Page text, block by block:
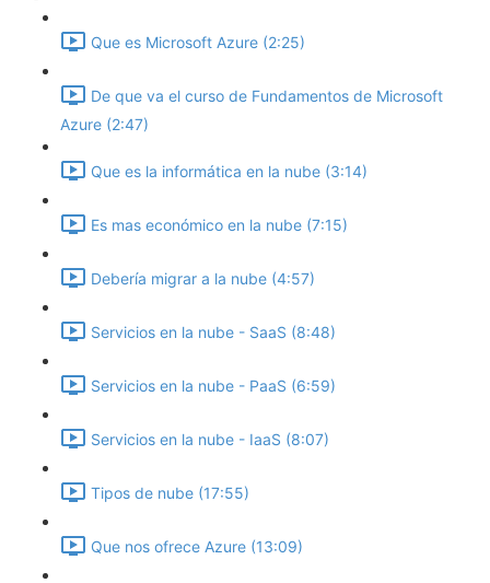
Que es Microsoft Azure (2:25)
De que va el curso de Fundamentos de Microsoft
Azure (2:47)
Que es la informática en la nube (3:14)
Es mas económico en la nube (7:15)
Debería migrar a la nube (4:57)
Servicios en la nube - SaaS (8:48)
Servicios en la nube - PaaS (6:59)
Servicios en la nube - IaaS (8:07)
Tipos de nube (17:55)
Que nos ofrece Azure (13:09)